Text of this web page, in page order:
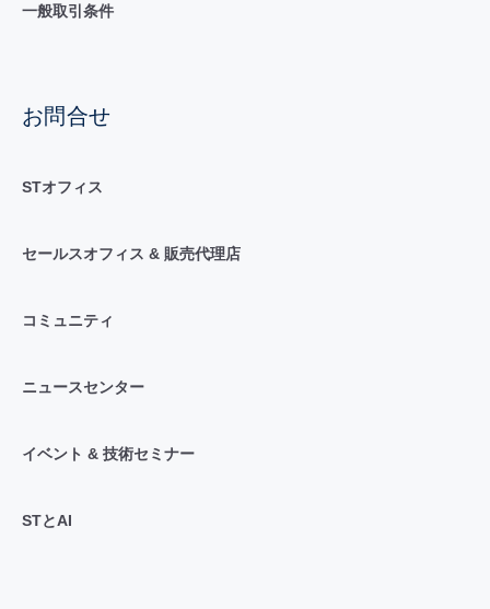
一般取引条件
お問合せ
STオフィス
セールスオフィス & 販売代理店
コミュニティ
ニュースセンター
イベント & 技術セミナー
STとAI